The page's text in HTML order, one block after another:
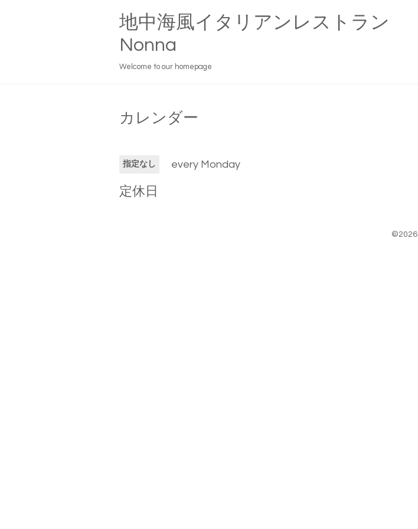
地中海風イタリアンレストラン
Nonna
Welcome to our homepage
カレンダー
指定なし every Monday
定休日
©2026